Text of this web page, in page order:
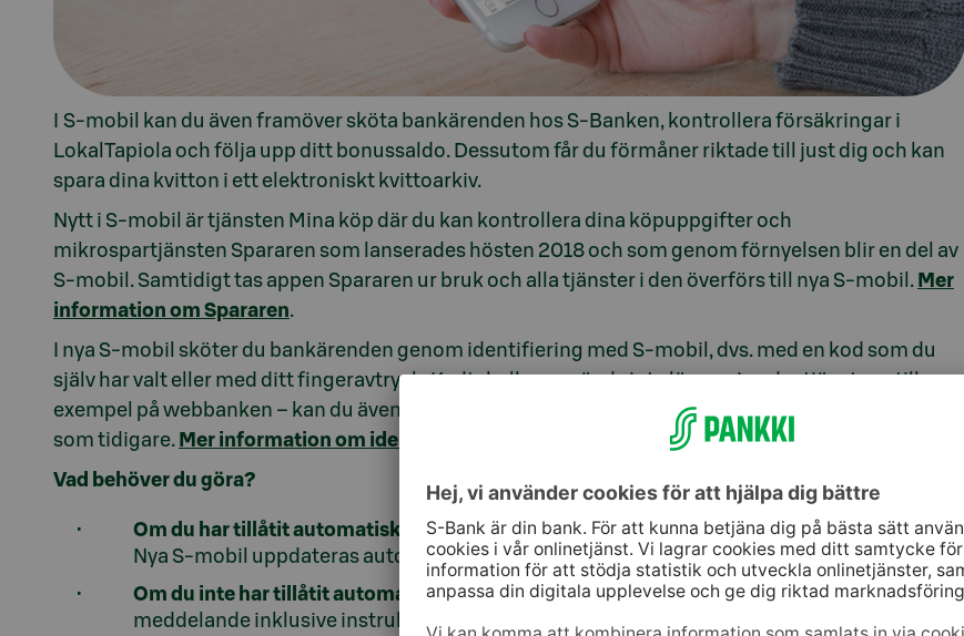
I S-mobil kan du även framöver sköta bankärenden hos S-Banken, kontrollera försäkringar i
LokalTapiola och följa upp ditt bonussaldo. Dessutom får du förmåner riktade till just dig och kan
spara dina kvitton i ett elektroniskt kvittoarkiv.
Nytt i S-mobil är tjänsten Mina köp där du kan kontrollera dina köpuppgifter och
mikrospartjänsten Spararen som lanserades hösten 2018 och som genom förnyelsen blir en del av
S-mobil. Samtidigt tas appen Spararen ur bruk och alla tjänster i den överförs till nya S-mobil. Mer
information om Spararen.
I nya S-mobil sköter du bankärenden genom identifiering med S-mobil, dvs. med en kod som du
själv har valt eller med ditt fingeravtryck. Kodtabellen används inte längre. I andra tjänster – till
exempel på webbanken – kan du även i fortsättningen använda webbankskoder på samma sätt
som tidigare. Mer information om identifiering med S-mobil
Vad behöver du göra?
Om du har tillåtit automatiska uppdateringar i din telefonbehöver du inte göra någonting.
Nya S-mobil uppdateras automatiskt i telefonen inom de närmaste veckorna.
Om du inte har tillåtit automatiska uppdateringar får du i S-mobil eller Spararen ett
meddelande inklusive instruktioner om uppdatering av appen inom de närmaste